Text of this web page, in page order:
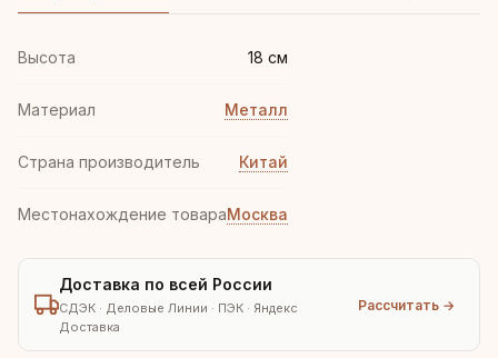
Высота 18 см
Материал Металл
Страна производитель Китай
Местонахождение товараМосква
Доставка по всей России
СДЭК · Деловые Линии · ПЭК · Яндекс
Доставка
Рассчитать →